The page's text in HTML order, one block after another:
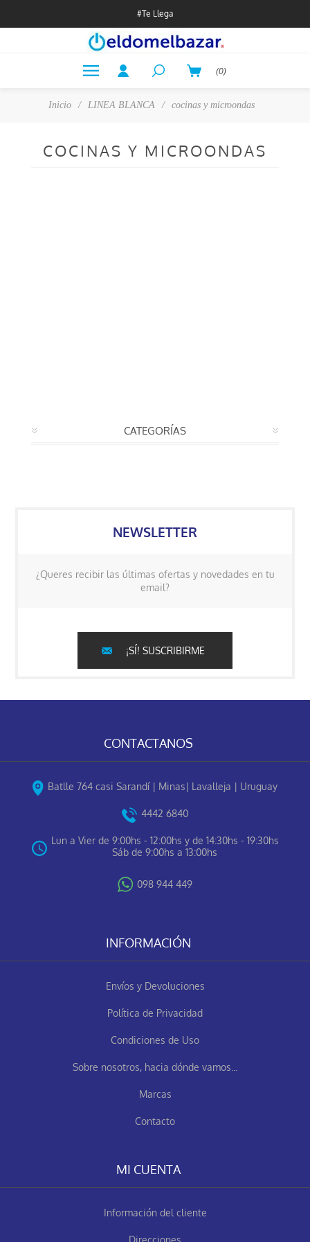
#Te Llega
(0)
Inicio / LINEA BLANCA / cocinas y microondas
COCINAS Y MICROONDAS
CATEGORÍAS
NEWSLETTER
¿Queres recibir las últimas ofertas y novedades en tu
email?
¡SÍ! SUSCRIBIRME
CONTACTANOS
Batlle 764 casi Sarandí | Minas| Lavalleja | Uruguay
4442 6840
Lun a Vier de 9:00hs - 12:00hs y de 14:30hs - 19:30hs
Sáb de 9:00hs a 13:00hs
098 944 449
INFORMACIÓN
Envíos y Devoluciones
Política de Privacidad
Condiciones de Uso
Sobre nosotros, hacia dónde vamos...
Marcas
Contacto
MI CUENTA
Información del cliente
Direcciones